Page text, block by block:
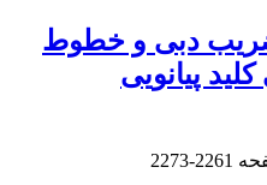
دبی و خطوط
پیانویی
2261-2273